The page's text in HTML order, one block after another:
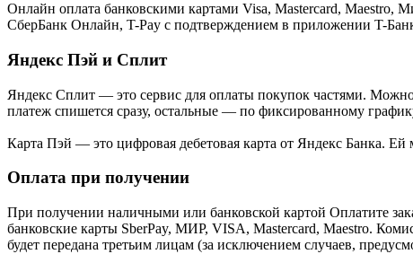
Онлайн оплата банковскими картами Visa, Mastercard,
СберБанк Онлайн, T-Pay с подтверждением в приложении T-
Яндекс Пэй и Сплит
Яндекс Cплит — это сервис для оплаты покупок частями.
платеж спишется сразу, остальные — по фиксированному
Карта Пэй — это цифровая дебетовая карта от Яндекс Банка.
Оплата при получении
При получении наличными или банковской картой Оплатите
банковские карты SberPay, МИР, VISA, Mastercard, Maestro.
будет передана третьим лицам (за исключением случаев,